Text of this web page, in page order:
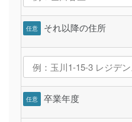
任意 それ以降の住所
任意 卒業年度